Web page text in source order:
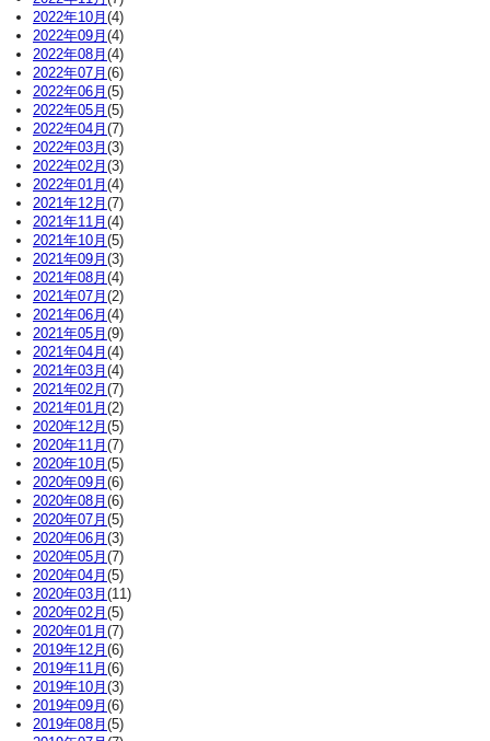
2022年10月 (4)
2022年09月 (4)
2022年08月 (4)
2022年07月 (6)
2022年06月 (5)
2022年05月 (5)
2022年04月 (7)
2022年03月 (3)
2022年02月 (3)
2022年01月 (4)
2021年12月 (7)
2021年11月 (4)
2021年10月 (5)
2021年09月 (3)
2021年08月 (4)
2021年07月 (2)
2021年06月 (4)
2021年05月 (9)
2021年04月 (4)
2021年03月 (4)
2021年02月 (7)
2021年01月 (2)
2020年12月 (5)
2020年11月 (7)
2020年10月 (5)
2020年09月 (6)
2020年08月 (6)
2020年07月 (5)
2020年06月 (3)
2020年05月 (7)
2020年04月 (5)
2020年03月 (11)
2020年02月 (5)
2020年01月 (7)
2019年12月 (6)
2019年11月 (6)
2019年10月 (3)
2019年09月 (6)
2019年08月 (5)